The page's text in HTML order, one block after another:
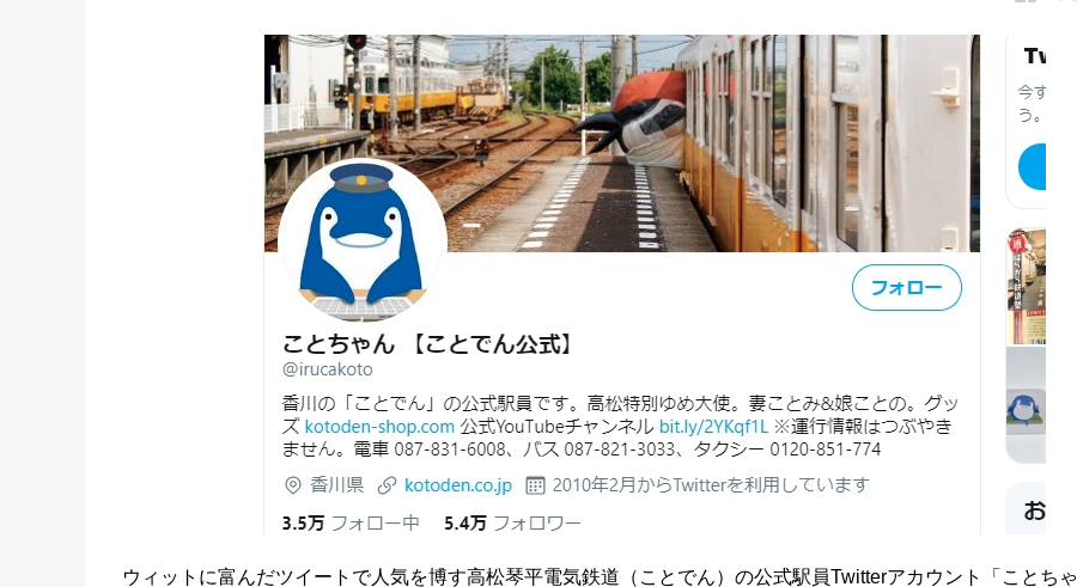
ウィットに富んだツイートで人気を博す高松琴平電気鉄道（ことでん）の公式駅員Twitterアカウント「ことちゃ